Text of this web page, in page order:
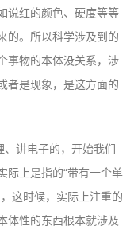
说红的颜色、硬度等等
的。所以科学涉及到的
事物的本体没关系，涉
者是现象，是这方面的
、讲电子的，开始我们
际上是指的“带有一个单
这时候，实际上注重的
体性的东西根本就涉及